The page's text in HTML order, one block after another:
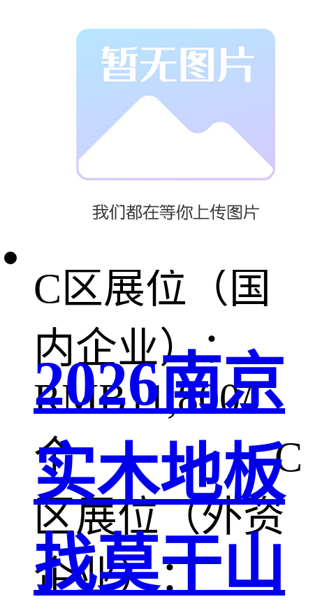
个 B
区展位（外资
企业）：
US$3,800/个
C区展位（国
内企业）：
RMB11,800/
个 C
区展位（外资
企业）：
2026南京
实木地板
找莫干山